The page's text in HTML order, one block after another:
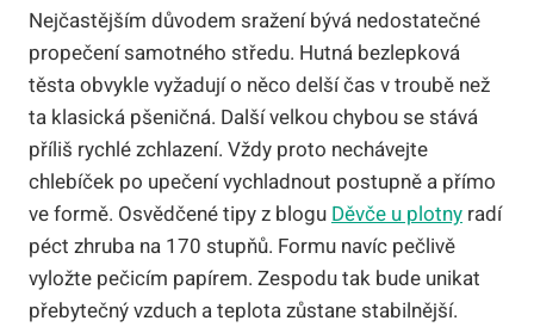
Nejčastějším důvodem sražení bývá nedostatečné
propečení samotného středu. Hutná bezlepková
těsta obvykle vyžadují o něco delší čas v troubě než
ta klasická pšeničná. Další velkou chybou se stává
příliš rychlé zchlazení. Vždy proto nechávejte
chlebíček po upečení vychladnout postupně a přímo
ve formě. Osvědčené tipy z blogu Děvče u plotny radí
péct zhruba na 170 stupňů. Formu navíc pečlivě
vyložte pečicím papírem. Zespodu tak bude unikat
přebytečný vzduch a teplota zůstane stabilnější.